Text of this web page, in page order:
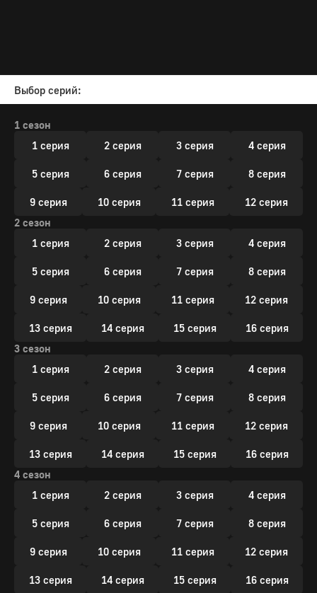
Выбор серий:
1 сезон
1 серия
2 серия 3 серия 4 серия
5 серия 6 серия 7 серия 8 серия
9 серия 10 серия 11 серия
12 серия
2 сезон
1 серия
2 серия 3 серия 4 серия
5 серия 6 серия 7 серия 8 серия
9 серия 10 серия 11 серия 12 серия
13 серия 14 серия 15 серия
16 серия
3 сезон
1 серия
2 серия 3 серия 4 серия
5 серия 6 серия 7 серия 8 серия
9 серия 10 серия 11 серия 12 серия
13 серия 14 серия 15 серия
16 серия
4 сезон
1 серия
2 серия 3 серия 4 серия
5 серия 6 серия 7 серия 8 серия
9 серия 10 серия 11 серия 12 серия
13 серия 14 серия 15 серия
16 серия